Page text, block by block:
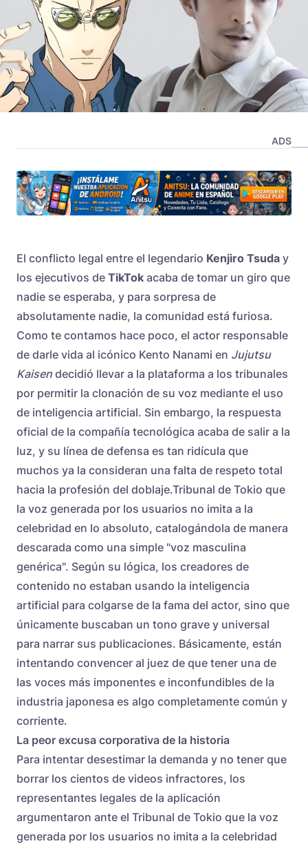
ADS
El conflicto legal entre el legendario Kenjiro Tsuda y
los ejecutivos de TikTok acaba de tomar un giro que
nadie se esperaba, y para sorpresa de
absolutamente nadie, la comunidad está furiosa.
Como te contamos hace poco, el actor responsable
de darle vida al icónico Kento Nanami en Jujutsu
Kaisen decidió llevar a la plataforma a los tribunales
por permitir la clonación de su voz mediante el uso
de inteligencia artificial. Sin embargo, la respuesta
oficial de la compañía tecnológica acaba de salir a la
luz, y su línea de defensa es tan ridícula que
muchos ya la consideran una falta de respeto total
hacia la profesión del doblaje.Tribunal de Tokio que
la voz generada por los usuarios no imita a la
celebridad en lo absoluto, catalogándola de manera
descarada como una simple "voz masculina
genérica". Según su lógica, los creadores de
contenido no estaban usando la inteligencia
artificial para colgarse de la fama del actor, sino que
únicamente buscaban un tono grave y universal
para narrar sus publicaciones. Básicamente, están
intentando convencer al juez de que tener una de
las voces más imponentes e inconfundibles de la
industria japonesa es algo completamente común y
corriente.
La peor excusa corporativa de la historia
Para intentar desestimar la demanda y no tener que
borrar los cientos de videos infractores, los
representantes legales de la aplicación
argumentaron ante el Tribunal de Tokio que la voz
generada por los usuarios no imita a la celebridad